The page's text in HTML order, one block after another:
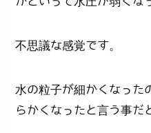
不思議な感覚です。
水の粒子が細かくなった
らかくなったと言う事だ